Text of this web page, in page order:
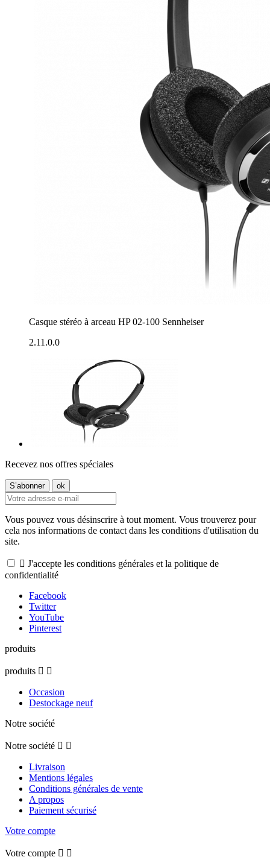
Casque stéréo à arceau HP 02-100 Sennheiser
2.11.0.0
Recevez nos offres spéciales
Vous pouvez vous désinscrire à tout moment. Vous trouverez pour
cela nos informations de contact dans les conditions d'utilisation du
site.
 J'accepte les conditions générales et la politique de
confidentialité
Facebook
Twitter
YouTube
Pinterest
produits
produits  
Occasion
Destockage neuf
Notre société
Notre société  
Livraison
Mentions légales
Conditions générales de vente
A propos
Paiement sécurisé
Votre compte
Votre compte  